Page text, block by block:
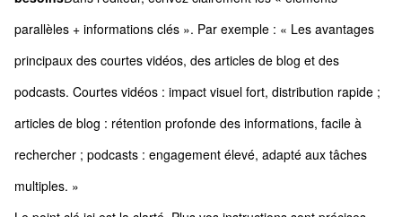
parallèles + informations clés ». Par exemple : « Les avantages
principaux des courtes vidéos, des articles de blog et des
podcasts. Courtes vidéos : impact visuel fort, distribution rapide ;
articles de blog : rétention profonde des informations, facile à
rechercher ; podcasts : engagement élevé, adapté aux tâches
multiples. »